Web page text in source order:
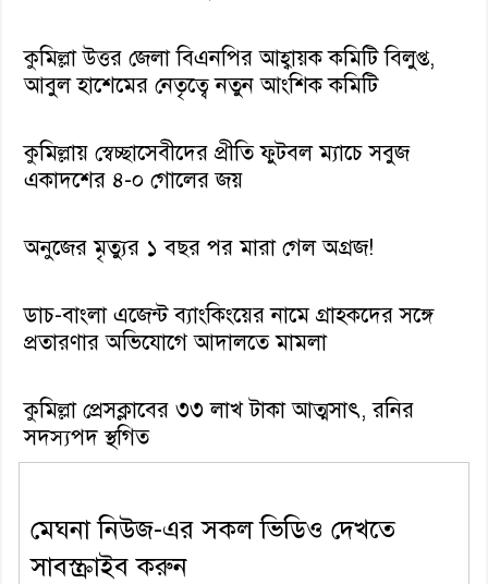
কুমিল্লা উত্তর জেলা বিএনপির আহ্বায়ক কমিটি বিলুপ্ত,
আবুল হাশেমের নেতৃত্বে নতুন আংশিক কমিটি
কুমিল্লায় স্বেচ্ছাসেবীদের প্রীতি ফুটবল ম্যাচে সবুজ
একাদশের ৪-০ গোলের জয়
অনুজের মৃত্যুর ১ বছর পর মারা গেল অগ্রজ!
ডাচ-বাংলা এজেন্ট ব্যাংকিংয়ের নামে গ্রাহকদের সঙ্গে
প্রতারণার অভিযোগে আদালতে মামলা
কুমিল্লা প্রেসক্লাবের ৩৩ লাখ টাকা আত্মসাৎ, রনির
সদস্যপদ স্থগিত
মেঘনা নিউজ-এর সকল ভিডিও দেখতে
সাবস্ক্রাইব করুন